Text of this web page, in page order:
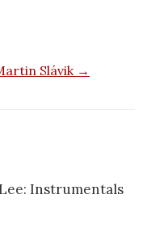
Slávik →
Instrumentals